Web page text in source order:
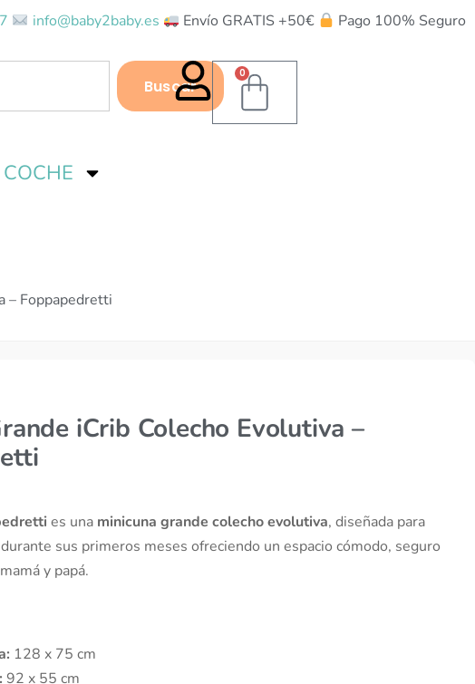
info@baby2baby.es Envío GRATIS +50€ Pago 100% Seguro
Buscar
0
– Foppapedretti
iCrib Colecho Evolutiva –
es una minicuna grande colecho evolutiva, diseñada para
sus primeros meses ofreciendo un espacio cómodo, seguro
y papá.
128 x 75 cm
92 x 55 cm